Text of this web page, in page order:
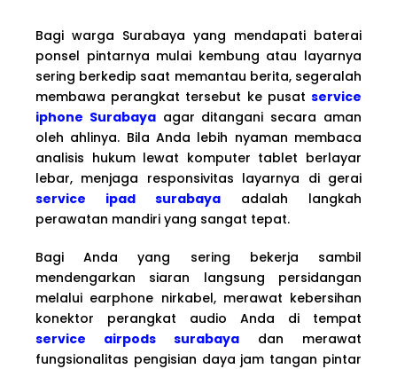
Bagi warga Surabaya yang mendapati baterai
ponsel pintarnya mulai kembung atau layarnya
sering berkedip saat memantau berita, segeralah
membawa perangkat tersebut ke pusat service
iphone Surabayaagar ditangani secara aman
oleh ahlinya. Bila Anda lebih nyaman membaca
analisis hukum lewat komputer tablet berlayar
lebar, menjaga responsivitas layarnya di gerai
service ipad surabaya adalah langkah
perawatan mandiri yang sangat tepat.
Bagi Anda yang sering bekerja sambil
mendengarkan siaran langsung persidangan
melalui earphone nirkabel, merawat kebersihan
konektor perangkat audio Anda di tempat
service airpods surabaya dan merawat
fungsionalitas pengisian daya jam tangan pintar